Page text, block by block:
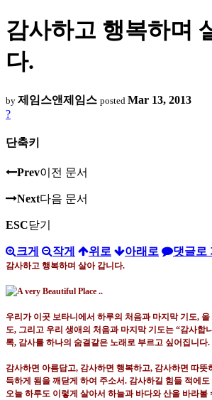
감사하고 행복하며
다.
by 제임스앤제임스 posted Mar 13, 2013
?
단축키
Prev이전 문서
Next다음 문서
ESC닫기
크게 작게 위로 아래로 댓글로
감사하고 행복하며 살아 갑니다.
우리가 이곳 보타니에서 하루의 처음과 마지막 기도, 올
도, 그리고 우리 생애의 처음과 마지막 기도는 “감사합
록, 감사를 하나의 숨결같은 노래로 부르고 싶어집니다.
감사하면 아름답고, 감사하면 행복하고, 감사하면 따뜻
득하게 됨을 깨닫게 하여 주소서. 감사하길 힘들 적에
오늘 하루도 이렇게 살아서 하늘과 바다와 산을 바라볼